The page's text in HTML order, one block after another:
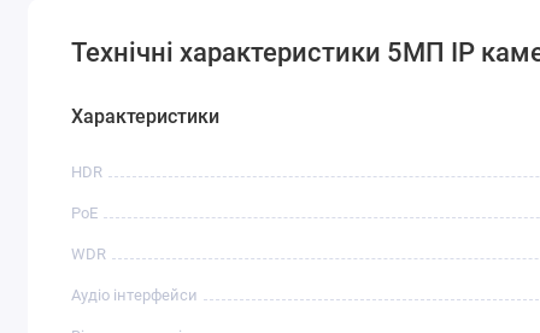
Технічні характеристики 5МП IP
Характеристики
HDR
PoE
WDR
Аудіо інтерфейси